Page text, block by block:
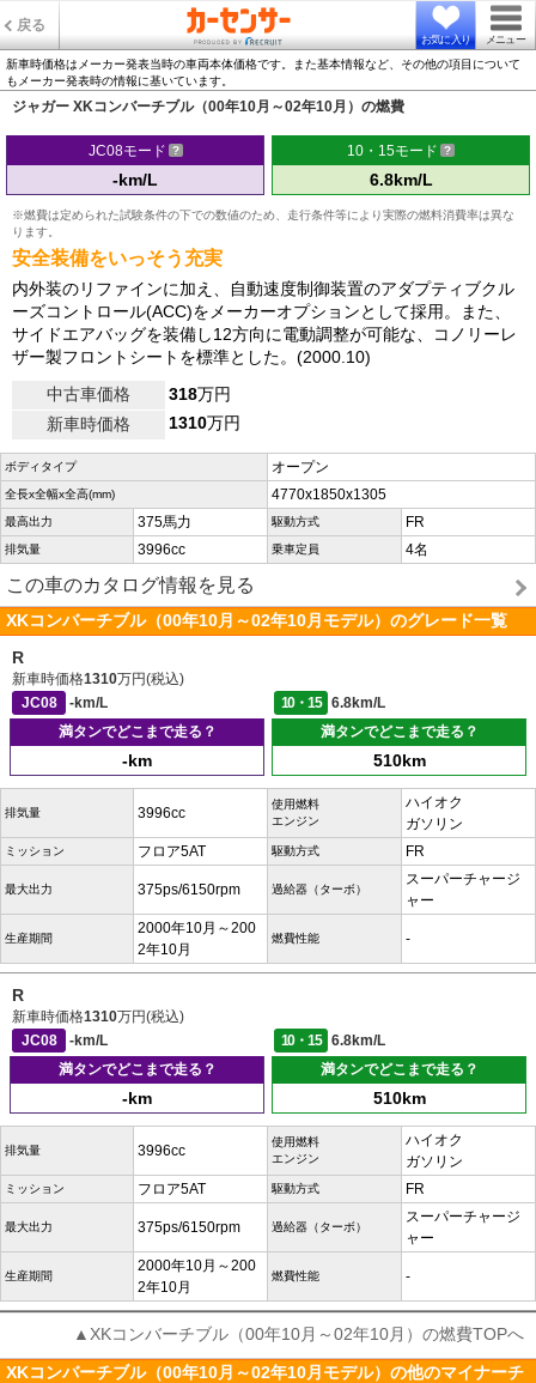
戻る
お気に入り メニュー
新車時価格はメーカー発表当時の車両本体価格です。また基本情報など、その他の項目について
もメーカー発表時の情報に基いています。
ジャガー XKコンバーチブル（00年10月～02年10月）の燃費
JC08モード
-km/L
10・15モード
6.8km/L
※燃費は定められた試験条件の下での数値のため、走行条件等により実際の燃料消費率は異な
ります。
安全装備をいっそう充実
内外装のリファインに加え、自動速度制御装置のアダプティブクル
ーズコントロール(ACC)をメーカーオプションとして採用。また、
サイドエアバッグを装備し12方向に電動調整が可能な、コノリーレ
ザー製フロントシートを標準とした。(2000.10)
中古車価格
318万円
新車時価格
1310万円
ボディタイプ オープン
全長x全幅x全高(mm) 4770x1850x1305
最高出力 375馬力 駆動方式 FR
排気量 3996cc 乗車定員 4名
この車のカタログ情報を見る
XKコンバーチブル（00年10月～02年10月モデル）のグレード一覧
R
新車時価格1310万円(税込)
JC08
-km/L 10・15
6.8km/L
満タンでどこまで走る？
-km
満タンでどこまで走る？
510km
排気量 3996cc
使用燃料
エンジン
ハイオク
ガソリン
ミッション フロア5AT 駆動方式 FR
最大出力 375ps/6150rpm 過給器（ターボ）
スーパーチャージ
ャー
生産期間
2000年10月～200
2年10月
燃費性能 -
R
新車時価格1310万円(税込)
JC08
-km/L 10・15
6.8km/L
満タンでどこまで走る？
-km
満タンでどこまで走る？
510km
排気量 3996cc
使用燃料
エンジン
ハイオク
ガソリン
ミッション フロア5AT 駆動方式 FR
最大出力 375ps/6150rpm 過給器（ターボ）
スーパーチャージ
ャー
生産期間
2000年10月～200
2年10月
燃費性能 -
▲XKコンバーチブル（00年10月～02年10月）の燃費TOPへ
XKコンバーチブル（00年10月～02年10月モデル）の他のマイナーチ